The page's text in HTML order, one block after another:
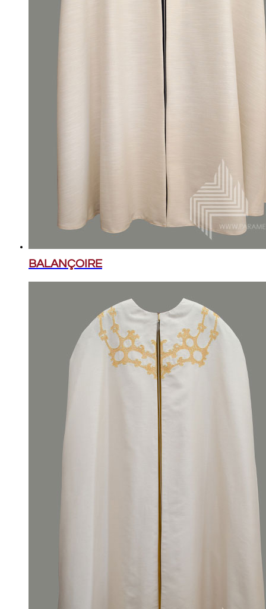
BALANÇOIRE